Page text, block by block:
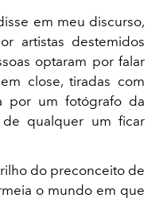
em meu discurso,
artistas destemidos
optaram por falar
close, tiradas com
por um fotógrafo da
qualquer um ficar
do preconceito de
o mundo em que